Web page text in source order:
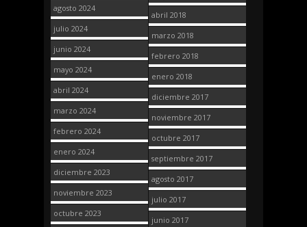
agosto 2024
julio 2024
junio 2024
mayo 2024
abril 2024
marzo 2024
febrero 2024
enero 2024
diciembre 2023
noviembre 2023
octubre 2023
abril 2018
marzo 2018
febrero 2018
enero 2018
diciembre 2017
noviembre 2017
octubre 2017
septiembre 2017
agosto 2017
julio 2017
junio 2017